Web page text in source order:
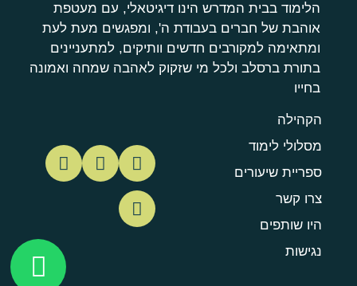
הלימוד בבית המדרש הינו דיגיטאלי, עם מעטפת
אוהבת של חברים בעבודת ה', ומפגשים מעת לעת
ומתאימה למקורבים חדשים וותיקים, למתעניינים
בתורת ברסלב ולכל מי שזקוק לאהבה שמחה ואמונה
בחייו
הקהילה
מסלולי לימוד
ספריית שיעורים
צרו קשר
היו שותפים
נגישות